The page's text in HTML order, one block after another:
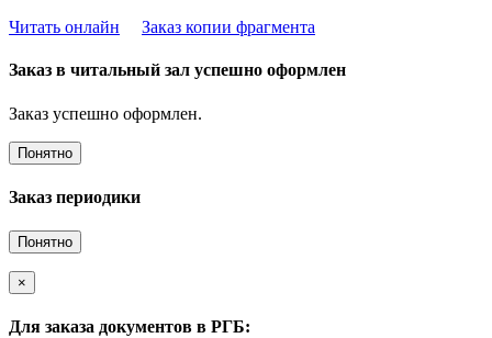
Читать онлайн
Заказ копии фрагмента
Заказ в читальный зал успешно оформлен
Заказ успешно оформлен.
Понятно
Заказ периодики
Понятно
×
Для заказа документов в РГБ: